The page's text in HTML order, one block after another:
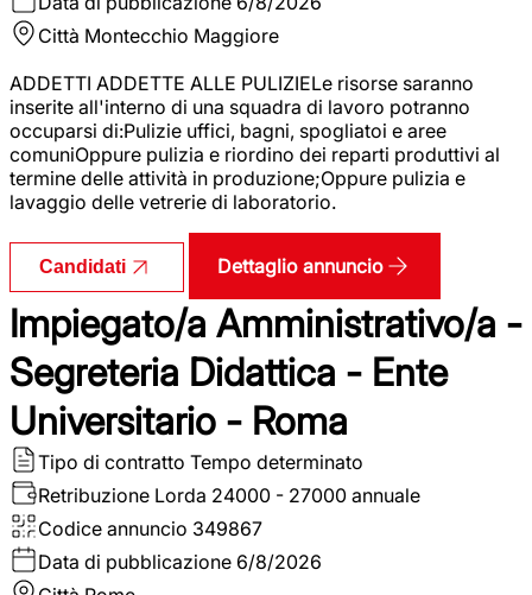
Città Montecchio Maggiore
ADDETTI ADDETTE ALLE PULIZIELe risorse saranno
inserite all'interno di una squadra di lavoro potranno
occuparsi di:Pulizie uffici, bagni, spogliatoi e aree
comuniOppure pulizia e riordino dei reparti produttivi al
termine delle attività in produzione;Oppure pulizia e
lavaggio delle vetrerie di laboratorio.
Candidati Dettaglio annuncio
Impiegato/a Amministrativo/a -
Segreteria Didattica - Ente
Universitario - Roma
Tipo di contratto Tempo determinato
Retribuzione Lorda 24000 - 27000 annuale
Codice annuncio 349867
Data di pubblicazione 6/8/2026